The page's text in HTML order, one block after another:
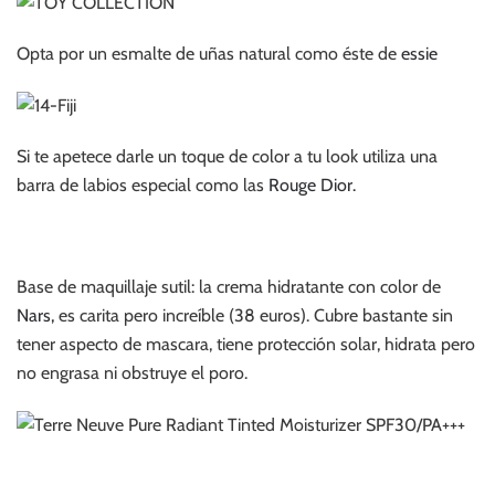
Opta por un esmalte de uñas natural como éste de essie
Si te apetece darle un toque de color a tu look utiliza una
barra de labios especial como las Rouge Dior.
Base de maquillaje sutil: la crema hidratante con color de
Nars, es carita pero increíble (38 euros). Cubre bastante sin
tener aspecto de mascara, tiene protección solar, hidrata pero
no engrasa ni obstruye el poro.